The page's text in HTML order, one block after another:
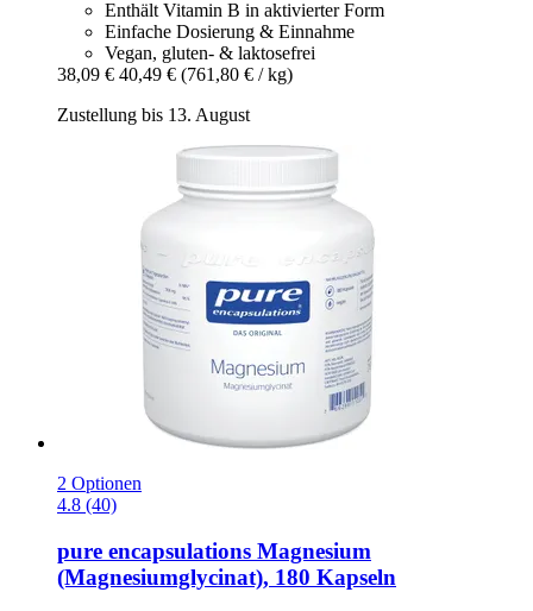
Enthält Vitamin B in aktivierter Form
Einfache Dosierung & Einnahme
Vegan, gluten- & laktosefrei
38,09 € 40,49 € (761,80 € / kg)
Zustellung bis 13. August
2 Optionen
4.8 (40)
pure encapsulations Magnesium
(Magnesiumglycinat), 180 Kapseln